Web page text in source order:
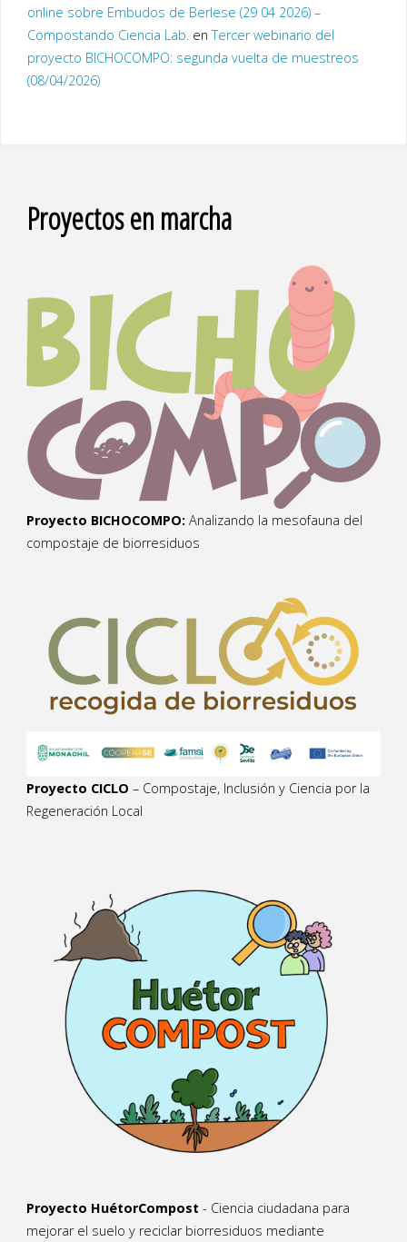
online sobre Embudos de Berlese (29 04 2026) –
Compostando Ciencia Lab.enTercer webinario del
proyecto BICHOCOMPO: segunda vuelta de muestreos
(08/04/2026)
Proyectos en marcha
Proyecto BICHOCOMPO: Analizando la mesofauna del
compostaje de biorresiduos
Proyecto CICLO – Compostaje, Inclusión y Ciencia por la
Regeneración Local
Proyecto HuétorCompost - Ciencia ciudadana para
mejorar el suelo y reciclar biorresiduos mediante